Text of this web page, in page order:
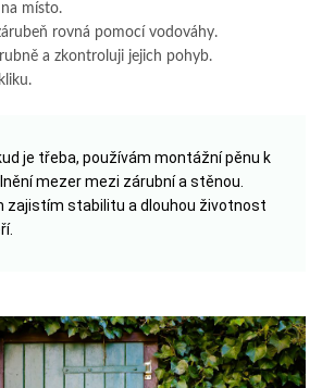
místo.
rovná pomocí vodováhy.
a zkontroluji jejich pohyb.
je třeba, používám montážní pěnu k
mezer mezi zárubní a stěnou.
zajistím stabilitu a dlouhou životnost